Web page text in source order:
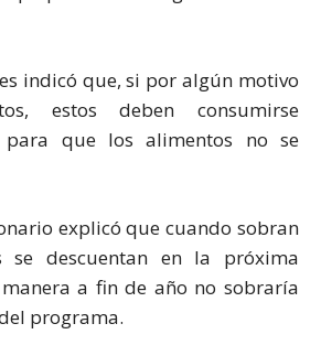
indicó que, si por algún motivo
estos deben consumirse
para que los alimentos no se
explicó que cuando sobran
se descuentan en la próxima
a fin de año no sobraría
programa.